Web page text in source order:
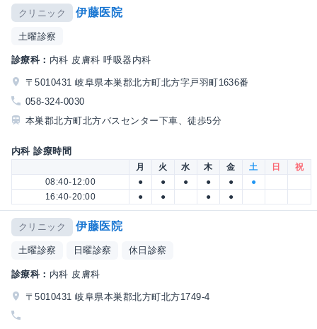
クリニック 伊藤医院
土曜診察
診療科： 内科 皮膚科 呼吸器内科
〒5010431 岐阜県本巣郡北方町北方字戸羽町1636番
058-324-0030
本巣郡北方町北方バスセンター下車、徒歩5分
内科 診療時間
月 火 水 木 金 土 日
祝
08:40-12:00
● ● ● ● ●
●
16:40-20:00
● ● ● ●
クリニック 伊藤医院
土曜診察 日曜診察 休日診察
診療科： 内科 皮膚科
〒5010431 岐阜県本巣郡北方町北方1749-4